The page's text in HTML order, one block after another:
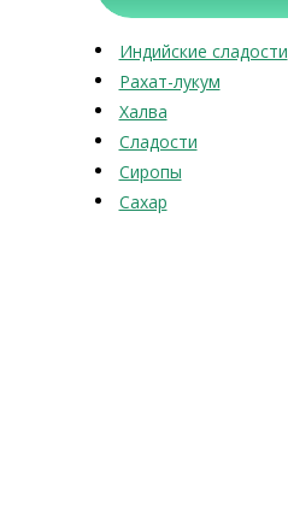
Индийские сладости
Рахат-лукум
Халва
Сладости
Сиропы
Сахар